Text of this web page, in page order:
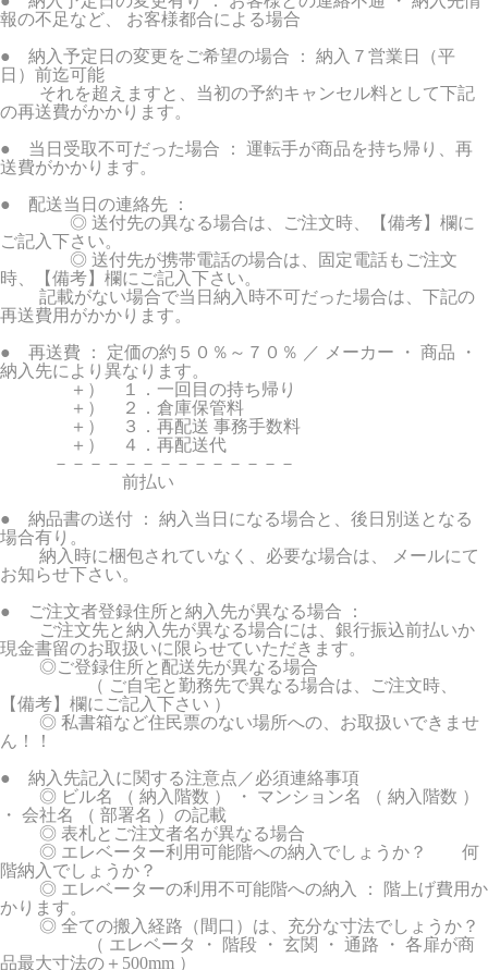
報の不足など、 お客様都合による場合
● 納入予定日の変更をご希望の場合 ： 納入７営業日（平
日）前迄可能
それを超えますと、当初の予約キャンセル料として下記
の再送費がかかります。
● 当日受取不可だった場合 ： 運転手が商品を持ち帰り、再
送費がかかります。
● 配送当日の連絡先 ：
◎ 送付先の異なる場合は、ご注文時、【備考】欄に
ご記入下さい。
◎ 送付先が携帯電話の場合は、固定電話もご注文
時、【備考】欄にご記入下さい。
記載がない場合で当日納入時不可だった場合は、下記の
再送費用がかかります。
● 再送費 ： 定価の約５０％～７０％ ／ メーカー ・ 商品 ・
納入先により異なります。
＋） １．一回目の持ち帰り
＋） ２．倉庫保管料
＋） ３．再配送 事務手数料
＋） ４．再配送代
－－－－－－－－－－－－－－
前払い
● 納品書の送付 ： 納入当日になる場合と、後日別送となる
場合有り。
納入時に梱包されていなく、必要な場合は、 メールにて
お知らせ下さい。
● ご注文者登録住所と納入先が異なる場合 ：
ご注文先と納入先が異なる場合には、銀行振込前払いか
現金書留のお取扱いに限らせていただきます。
◎ご登録住所と配送先が異なる場合
（ ご自宅と勤務先で異なる場合は、ご注文時、
【備考】欄にご記入下さい ）
◎ 私書箱など住民票のない場所への、お取扱いできませ
ん！！
● 納入先記入に関する注意点／必須連絡事項
◎ ビル名 （ 納入階数 ） ・ マンション名 （ 納入階数 ）
・ 会社名 （ 部署名 ）の記載
◎ 表札とご注文者名が異なる場合
◎ エレベーター利用可能階への納入でしょうか？ 何
階納入でしょうか？
◎ エレベーターの利用不可能階への納入 ： 階上げ費用か
かります。
◎ 全ての搬入経路（間口）は、充分な寸法でしょうか？
（ エレベータ ・ 階段 ・ 玄関 ・ 通路 ・ 各扉が商
品最大寸法の＋500mm ）